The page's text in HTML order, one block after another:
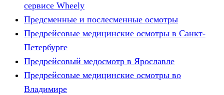
сервисе Wheely
Предсменные и послесменные осмотры
Предрейсовые медицинские осмотры в Санкт-
Петербурге
Предрейсовый медосмотр в Ярославле
Предрейсовые медицинские осмотры во
Владимире